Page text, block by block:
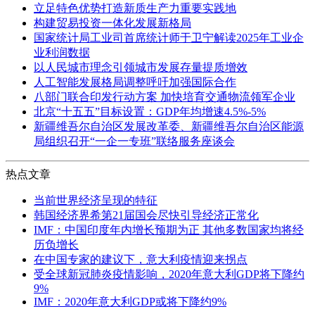
立足特色优势打造新质生产力重要实践地
构建贸易投资一体化发展新格局
国家统计局工业司首席统计师于卫宁解读2025年工业企
业利润数据
以人民城市理念引领城市发展存量提质增效
人工智能发展格局调整呼吁加强国际合作
八部门联合印发行动方案 加快培育交通物流领军企业
北京“十五五”目标设置：GDP年均增速4.5%-5%
新疆维吾尔自治区发展改革委、新疆维吾尔自治区能源
局组织召开“一企一专班”联络服务座谈会
热点文章
当前世界经济呈现的特征
韩国经济界希第21届国会尽快引导经济正常化
IMF：中国印度年内增长预期为正 其他多数国家均将经
历负增长
在中国专家的建议下，意大利疫情迎来拐点
受全球新冠肺炎疫情影响，2020年意大利GDP将下降约
9%
IMF：2020年意大利GDP或将下降约9%